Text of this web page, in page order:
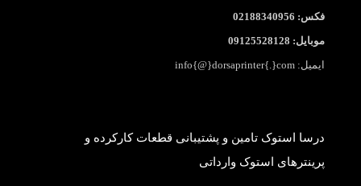
فکس: 02188340956
موبایل: 09125528128
ایمیل: info{@}dorsaprinter{.}com
درسا استوک تامین و پشتیبانی قطعات کارکرده و
پرینترهای استوک وارداتی